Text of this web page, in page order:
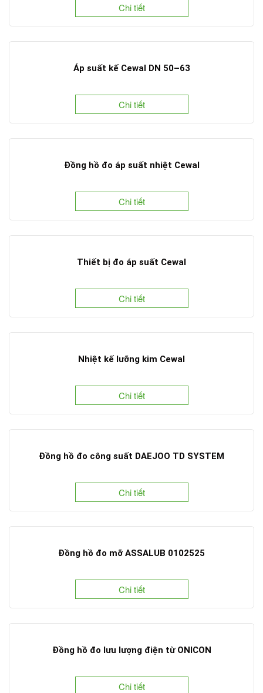
Chi tiết
Áp suất kế Cewal DN 50–63
Chi tiết
Đồng hồ đo áp suất nhiệt Cewal
Chi tiết
Thiết bị đo áp suất Cewal
Chi tiết
Nhiệt kế lưỡng kim Cewal
Chi tiết
Đồng hồ đo công suất DAEJOO TD SYSTEM
Chi tiết
Đồng hồ đo mỡ ASSALUB 0102525
Chi tiết
Đồng hồ đo lưu lượng điện từ ONICON
Chi tiết